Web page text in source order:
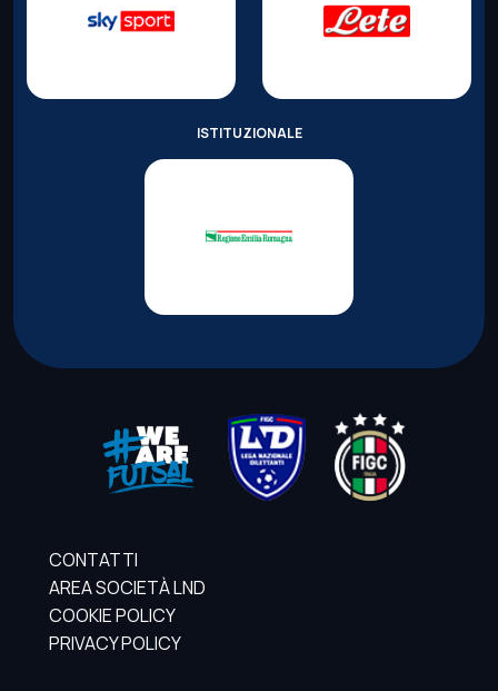
ISTITUZIONALE
CONTATTI
AREA SOCIETÀ LND
COOKIE POLICY
PRIVACY POLICY